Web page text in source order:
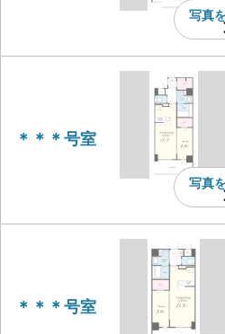
写真
＊＊＊号室
写真
＊＊＊号室